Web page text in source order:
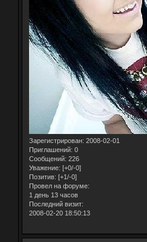
Зарегистрирован: 2008-02-01
Приглашений: 0
Сообщений: 226
Уважение: [+0/-0]
Позитив: [+1/-0]
Провел на форуме:
1 день 13 часов
Последний визит:
2008-02-20 18:50:13